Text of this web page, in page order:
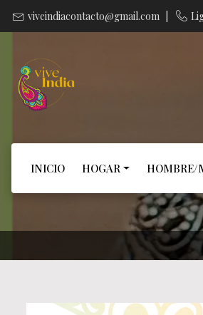
viveindiacontacto@gmail.com
INICIO HOGAR HOMBRE/